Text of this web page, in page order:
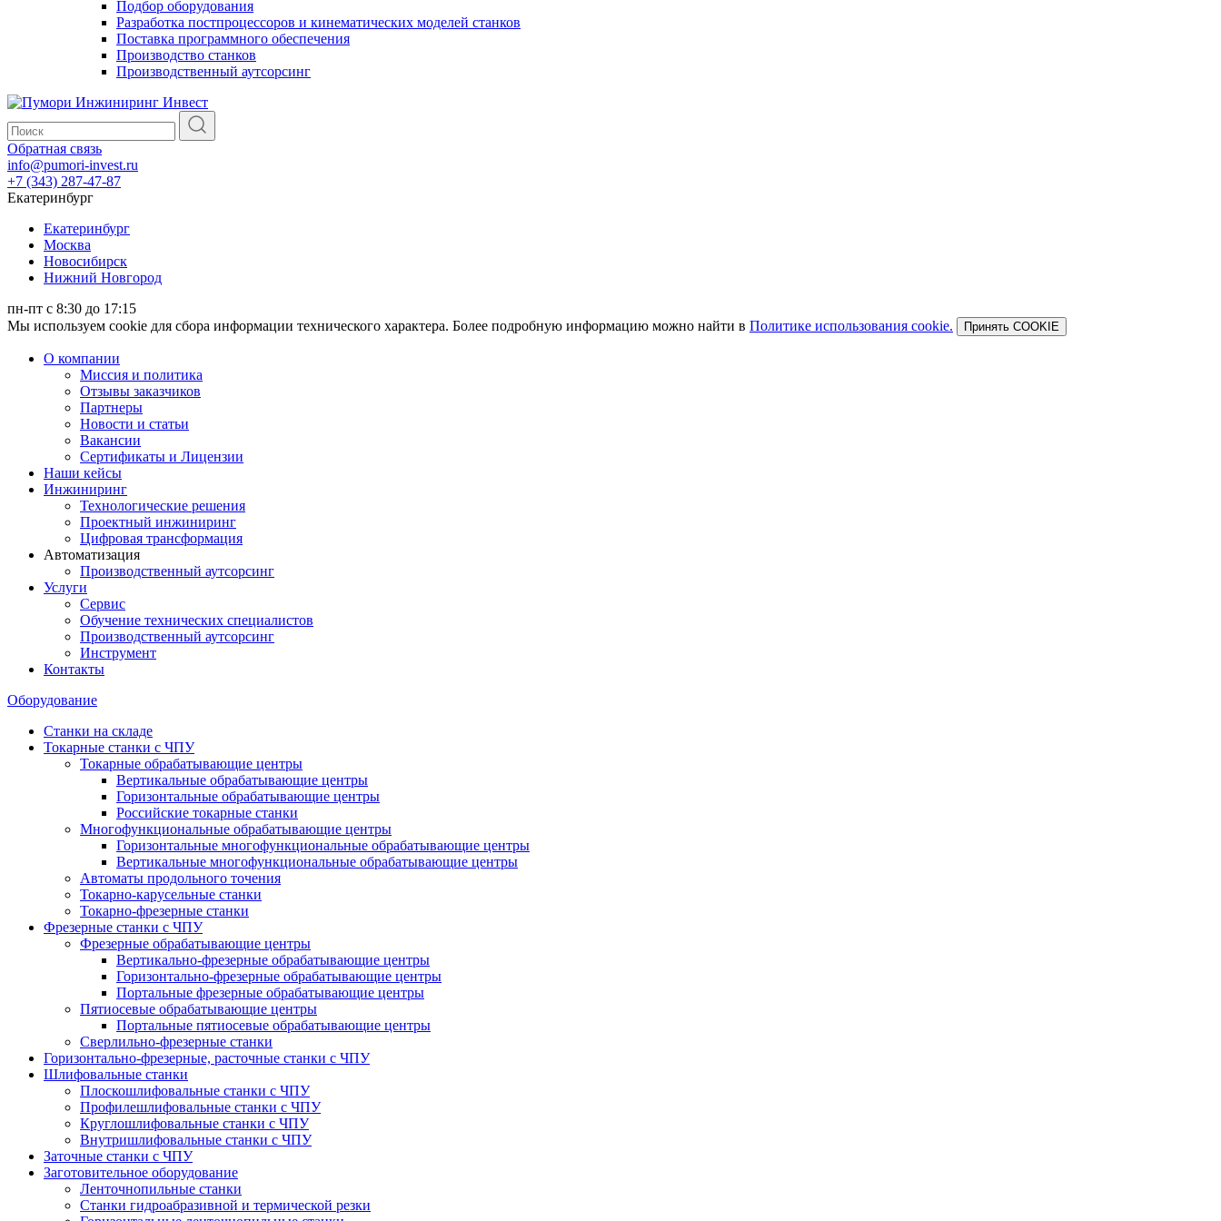
Подбор оборудования
Разработка постпроцессоров и кинематических моделей станков
Поставка программного обеспечения
Производство станков
Производственный аутсорсинг
Обратная связь
info@pumori-invest.ru
+7 (343) 287-47-87
Екатеринбург
Екатеринбург
Москва
Новосибирск
Нижний Новгород
пн-пт с 8:30 до 17:15
Мы используем cookie для сбора информации технического характера. Более подробную информацию можно найти в Политике использования cookie. Принять COOKIE
О компании
Миссия и политика
Отзывы заказчиков
Партнеры
Новости и статьи
Вакансии
Сертификаты и Лицензии
Наши кейсы
Инжиниринг
Технологические решения
Проектный инжиниринг
Цифровая трансформация
Автоматизация
Производственный аутсорсинг
Услуги
Сервис
Обучение технических специалистов
Производственный аутсорсинг
Инструмент
Контакты
Оборудование
Станки на складе
Токарные станки с ЧПУ
Токарные обрабатывающие центры
Вертикальные обрабатывающие центры
Горизонтальные обрабатывающие центры
Российские токарные станки
Многофункциональные обрабатывающие центры
Горизонтальные многофункциональные обрабатывающие центры
Вертикальные многофункциональные обрабатывающие центры
Автоматы продольного точения
Токарно-карусельные станки
Токарно-фрезерные станки
Фрезерные станки с ЧПУ
Фрезерные обрабатывающие центры
Вертикально-фрезерные обрабатывающие центры
Горизонтально-фрезерные обрабатывающие центры
Портальные фрезерные обрабатывающие центры
Пятиосевые обрабатывающие центры
Портальные пятиосевые обрабатывающие центры
Сверлильно-фрезерные станки
Горизонтально-фрезерные, расточные станки с ЧПУ
Шлифовальные станки
Плоскошлифовальные станки с ЧПУ
Профилешлифовальные станки с ЧПУ
Круглошлифовальные станки с ЧПУ
Внутришлифовальные станки с ЧПУ
Заточные станки с ЧПУ
Заготовительное оборудование
Ленточнопильные станки
Станки гидроабразивной и термической резки